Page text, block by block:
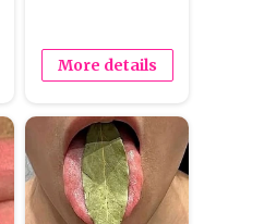
More details